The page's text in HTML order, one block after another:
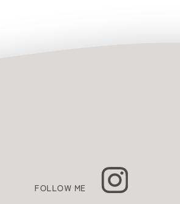
FOLLOW ME